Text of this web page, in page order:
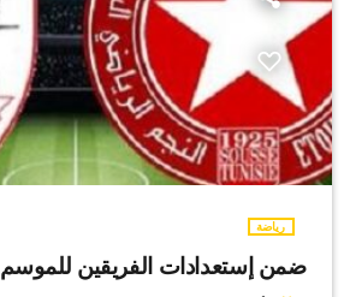
رياضة
ضمن إستعدادات الفريقين للموسم